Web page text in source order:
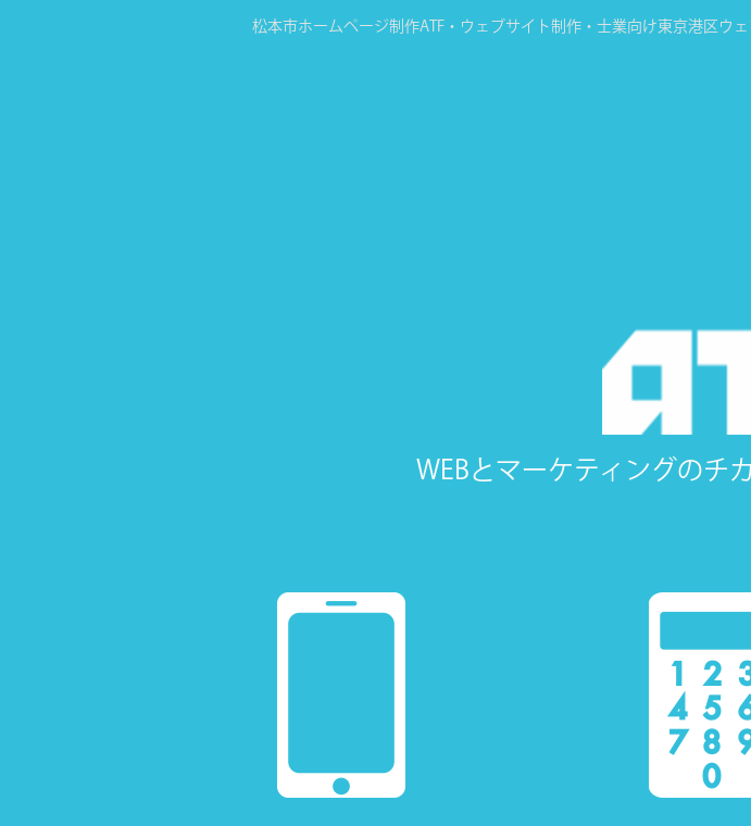
松本市ホームページ制作ATF ・ウェブサイト制作・士業向け東京港区ウ
WEBとマーケティングのチ